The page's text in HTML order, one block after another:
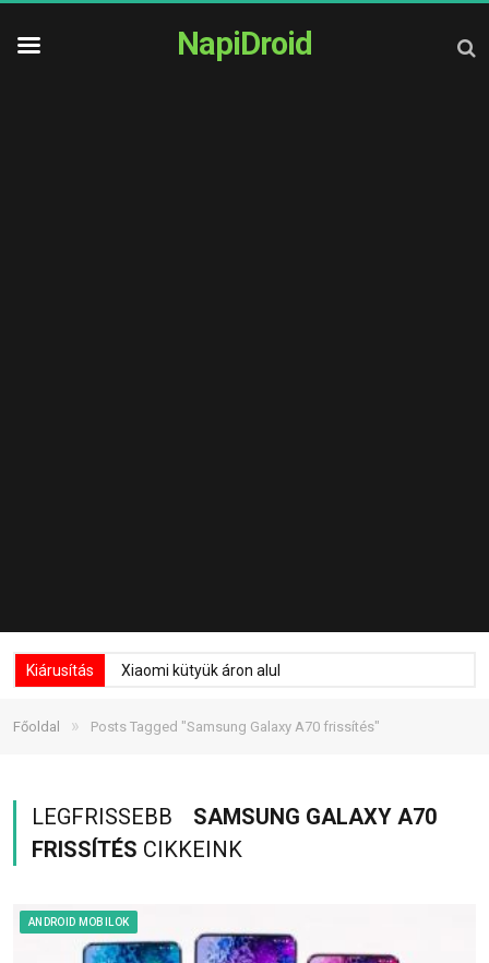
NapiDroid
Kiárusítás Xiaomi kütyük áron alul
Főoldal » Posts Tagged "Samsung Galaxy A70 frissítés"
LEGFRISSEBB
SAMSUNG GALAXY A70
FRISSÍTÉS CIKKEINK
ANDROID MOBILOK